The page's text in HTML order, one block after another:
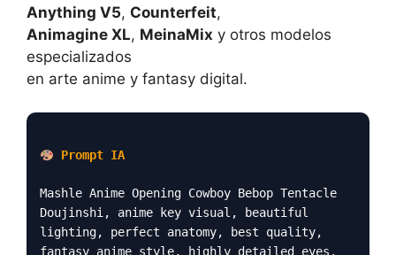
Anything V5, Counterfeit,
Animagine XL, MeinaMix y otros modelos
especializados
en arte anime y fantasy digital.
Prompt IA
Mashle Anime Opening Cowboy Bebop Tentacle
Doujinshi, anime key visual, beautiful
lighting, perfect anatomy, best quality,
fantasy anime style, highly detailed eyes,